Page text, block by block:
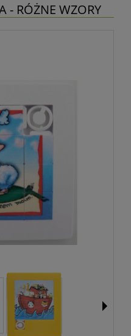
- RÓŻNE WZORY